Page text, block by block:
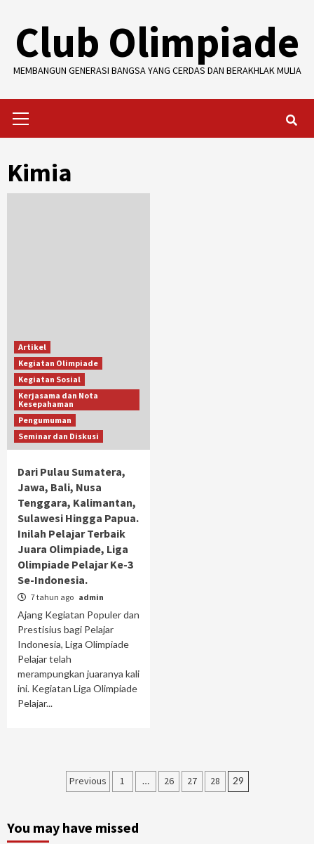
contentClub Olimpiade
MEMBANGUN GENERASI BANGSA YANG CERDAS DAN BERAKHLAK MULIA
Menu
Kimia
Artikel
Kegiatan Olimpiade
Kegiatan Sosial
Kerjasama dan Nota
Kesepahaman
Pengumuman
Seminar dan Diskusi
Dari Pulau Sumatera,
Jawa, Bali, Nusa
Tenggara, Kalimantan,
Sulawesi Hingga Papua.
Inilah Pelajar Terbaik
Juara Olimpiade, Liga
Olimpiade Pelajar Ke-3
Se-Indonesia.
7 tahun ago admin
Ajang Kegiatan Populer dan
Prestisius bagi Pelajar
Indonesia, Liga Olimpiade
Pelajar telah
merampungkan juaranya kali
ini. Kegiatan Liga Olimpiade
Pelajar...
Paginasi
Previous 1 … 26 27 28 29
You may have missed